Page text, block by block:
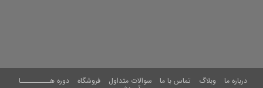
درباره ما وبلاگ تماس با ما سوالات متداول فروشگاه دوره هــــــــــا